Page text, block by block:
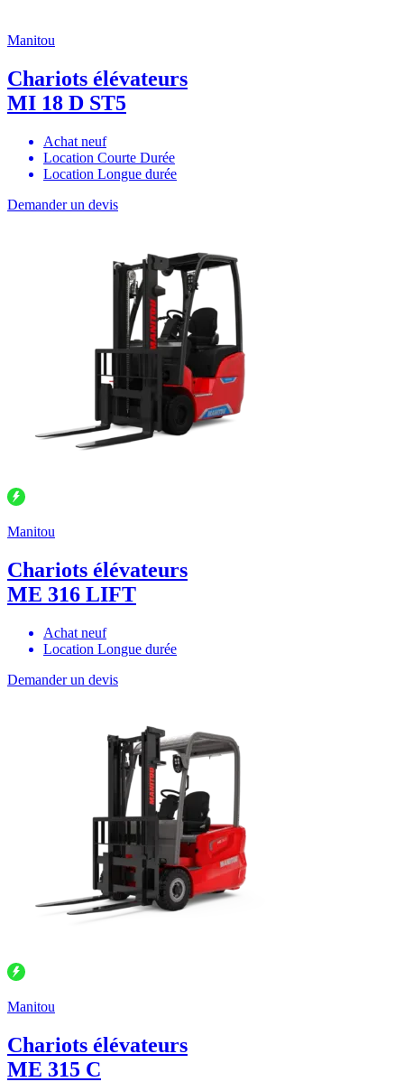
Manitou
Chariots élévateurs
MI 18 D ST5
Achat neuf
Location Courte Durée
Location Longue durée
Demander un devis
Manitou
Chariots élévateurs
ME 316 LIFT
Achat neuf
Location Longue durée
Demander un devis
Manitou
Chariots élévateurs
ME 315 C